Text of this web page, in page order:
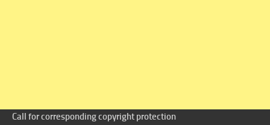
Call for corresponding copyright protection